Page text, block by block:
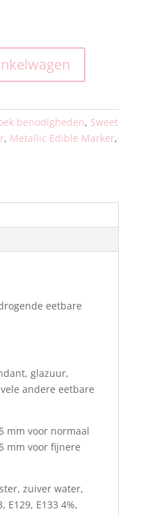
benodigheden, Sweet
, Metallic Edible Marker,
eetbare
glazuur,
andere eetbare
mm voor normaal
mm voor fijnere
zuiver water,
E129, E133 4%,